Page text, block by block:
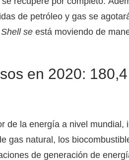
de petróleo y gas se
Shell se está moviendo de
en 2020:
de la energía a nivel mundial,
gas natural, los
de generación de